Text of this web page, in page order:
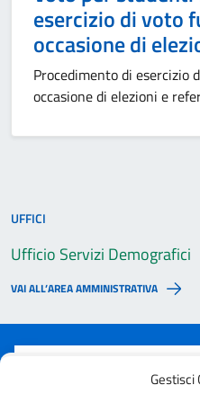
Gestisci
esercizio di voto
occasione di
Procedimento di esercizio
occasione di elezioni e
UFFICI
Ufficio Servizi Demografici
VAI ALL’AREA AMMINISTRATIVA
Quanto sono chiare